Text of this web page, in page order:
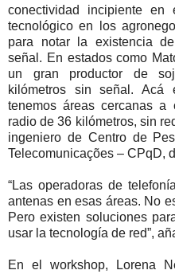
conectividad incipiente
tecnológico en los
para notar la existencia
señal. En estados como
un gran productor de
kilómetros sin señal.
tenemos áreas cercanas a
radio de 36 kilómetros, sin
ingeniero de Centro de
Telecomunicações – CPqD,
“Las operadoras de
antenas en esas áreas. No
Pero existen soluciones
usar la tecnología de red”,
En el workshop, Lorena